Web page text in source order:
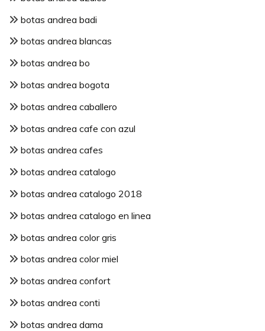
botas andrea badi
botas andrea blancas
botas andrea bo
botas andrea bogota
botas andrea caballero
botas andrea cafe con azul
botas andrea cafes
botas andrea catalogo
botas andrea catalogo 2018
botas andrea catalogo en linea
botas andrea color gris
botas andrea color miel
botas andrea confort
botas andrea conti
botas andrea dama